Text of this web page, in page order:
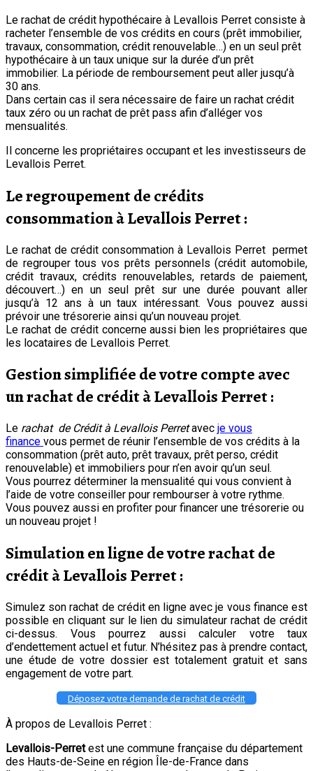
Le rachat de crédit hypothécaire à Levallois Perret consiste à
racheter l’ensemble de vos crédits en cours (prêt immobilier,
travaux, consommation, crédit renouvelable…) en un seul prêt
hypothécaire à un taux unique sur la durée d’un prêt
immobilier. La période de remboursement peut aller jusqu’à
30 ans.
Dans certain cas il sera nécessaire de faire un rachat crédit
taux zéro ou un rachat de prêt pass afin d’alléger vos
mensualités.
Il concerne les propriétaires occupant et les investisseurs de
Levallois Perret.
Le regroupement de crédits
consommation à Levallois Perret :
Le rachat de crédit consommation à Levallois Perret permet
de regrouper tous vos prêts personnels (crédit automobile,
crédit travaux, crédits renouvelables, retards de paiement,
découvert…) en un seul prêt sur une durée pouvant aller
jusqu’à 12 ans à un taux intéressant. Vous pouvez aussi
prévoir une trésorerie ainsi qu’un nouveau projet.
Le rachat de crédit concerne aussi bien les propriétaires que
les locataires de Levallois Perret.
Gestion simplifiée de votre compte avec
un rachat de crédità Levallois Perret:
Le rachat de Crédit à Levallois Perretavec je vous
finance vous permet de réunir l’ensemble de vos crédits à la
consommation (prêt auto, prêt travaux, prêt perso, crédit
renouvelable) et immobiliers pour n’en avoir qu’un seul.
Vous pourrez déterminer la mensualité qui vous convient à
l’aide de votre conseiller pour rembourser à votre rythme.
Vous pouvez aussi en profiter pour financer une trésorerie ou
un nouveau projet !
Simulation en ligne de votre rachat de
crédit à Levallois Perret :
Simulez son rachat de crédit en ligne avec je vous finance est
possible en cliquant sur le lien du simulateur rachat de crédit
ci-dessus. Vous pourrez aussi calculer votre taux
d’endettement actuel et futur. N’hésitez pas à prendre contact,
une étude de votre dossier est totalement gratuit et sans
engagement de votre part.
Déposez votre demande de rachat de crédit
À propos de Levallois Perret :
Levallois-Perretest une commune française du département
des Hauts-de-Seine en région Île-de-France dans